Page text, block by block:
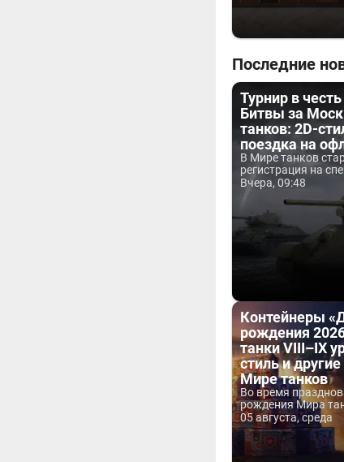
Последние
Турнир в
Битвы за
танков: 2D-
поездка на
В Мире танков
регистрация на
Вчера, 09:48
Контейнеры
рождения
танки VIII–IX
стиль и
Мире танков
Во время
рождения Мира
05 августа, среда